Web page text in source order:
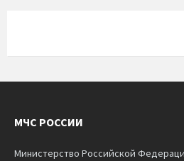
МЧС РОССИИ
Министерство Российской